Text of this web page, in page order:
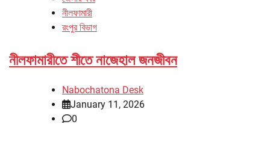
নীলফামারী
রংপুর বিভাগ
নীলফামারীতে শীতে নাজেহাল জনজীবন
Nabochatona Desk
January 11, 2026
0